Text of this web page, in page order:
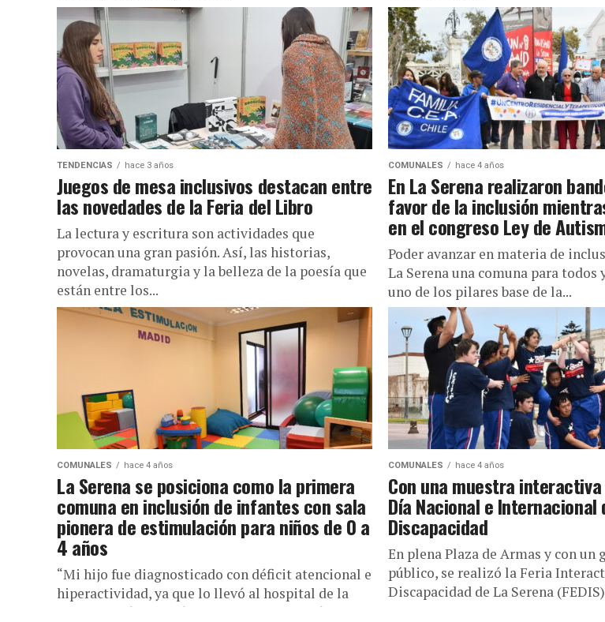
TENDENCIAS hace 3 años
Juegos de mesa inclusivos destacan entre
las novedades de la Feria del Libro
La lectura y escritura son actividades que
provocan una gran pasión. Así, las historias,
novelas, dramaturgia y la belleza de la poesía que
están entre los...
COMUNALES hace 4 años
En La Serena realizaron
favor de la inclusión
en el congreso Ley de
Poder avanzar en materia de
La Serena una comuna para todos
uno de los pilares base de la...
COMUNALES hace 4 años
La Serena se posiciona como la primera
comuna en inclusión de infantes con sala
pionera de estimulación para niños de 0 a
4 años
“Mi hijo fue diagnosticado con déficit atencional e
hiperactividad, ya que lo llevó al hospital de la
Serena y ahí la neuróloga me dijo que podía...
COMUNALES hace 4 años
Con una muestra
Día Nacional e Internacional
Discapacidad
En plena Plaza de Armas y con un
público, se realizó la Feria
Discapacidad de La Serena